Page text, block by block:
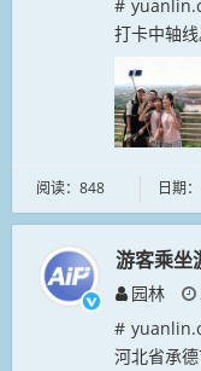
#
打卡中轴
阅读：848 日期
游客乘坐
园林
#
河北省承